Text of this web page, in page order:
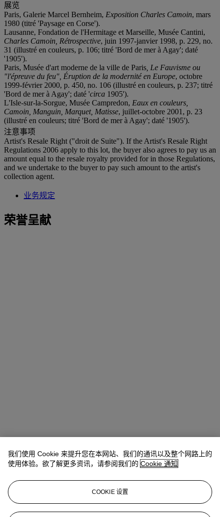
展览
Paris, Galerie Marcel Bernheim, Exposition Charles Camoin, mars
1980 (titré 'Paysage en Corse').
Lausanne, Fondation de l'Hermitage et Marseille, Musée Cantini,
Charles Camoin, Rétrospective, juin 1997-janvier 1998, p. 229, no.
31 (illustré en couleurs, p. 106; titré 'Bord de mer à Agay'; daté
'1905').
Paris, Musée d'art moderne de la ville de Paris , Le Fauvisme ou
"l'épreuve du feu", Éruption de la modernité en Europe, octobre
1999-février 2000, p. 450, no. 106 (illustré en couleurs, p. 237; titré
'Bord de mer à Agay'; daté 'circa 1905').
L'Isle-sur-la-Sorgue, Musée Campredon, Eaux en couleurs,
Camoin, Manguin, Marquet, Matisse, juillet-octobre 2001, p. 23
(illustré en couleurs; titré 'Bord de mer à Agay'; daté '1905').
注意事项
Artist's Resale Right ("droit de Suite"). If the Artist's Resale Right
Regulations 2006 apply to this lot, the buyer also agrees to pay us an
amount equal to the resale royalty provided for in those Regulations,
and we undertake to the buyer to pay such amount to the artist's
collection agent.
业务规定
荣誉呈献
Léa Bloch
Specialist, Head of Sale
拍品专文
我们使用 Cookie 来提升您在本网站、我们的通讯以及整个网路上的
使用体验。欲了解更多资讯，请参阅我们的 Cookie 通知
COOKIE 设置